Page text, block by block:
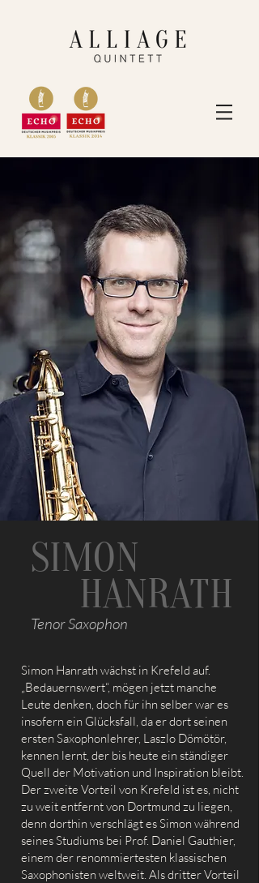
SIMON
HANRATH
Tenor Saxophon
Simon Hanrath wächst in Krefeld auf.
„Bedauernswert“, mögen jetzt manche
Leute denken, doch für ihn selber war es
insofern ein Glücksfall, da er dort seinen
ersten Saxophonlehrer, Laszlo Dömötör,
kennen lernt, der bis heute ein ständiger
Quell der Motivation und Inspiration bleibt.
Der zweite Vorteil von Krefeld ist es, nicht
zu weit entfernt von Dortmund zu liegen,
denn dorthin verschlägt es Simon während
seines Studiums bei Prof. Daniel Gauthier,
einem der renommiertesten klassischen
Saxophonisten weltweit. Als dritter Vorteil